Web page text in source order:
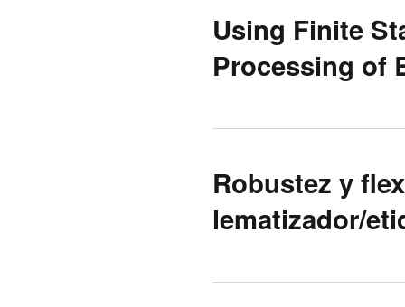
Using Finite
Processing of
Robustez y
lematizador/